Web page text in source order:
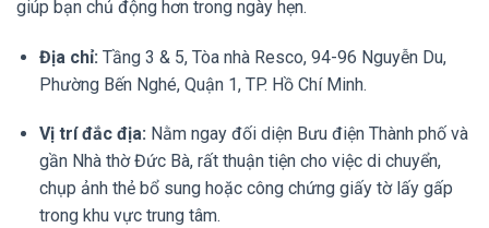
giúp bạn chủ động hơn trong ngày hẹn.
Địa chỉ: Tầng 3 & 5, Tòa nhà Resco, 94-96 Nguyễn Du,
Phường Bến Nghé, Quận 1, TP. Hồ Chí Minh.
Vị trí đắc địa: Nằm ngay đối diện Bưu điện Thành phố và
gần Nhà thờ Đức Bà, rất thuận tiện cho việc di chuyển,
chụp ảnh thẻ bổ sung hoặc công chứng giấy tờ lấy gấp
trong khu vực trung tâm.